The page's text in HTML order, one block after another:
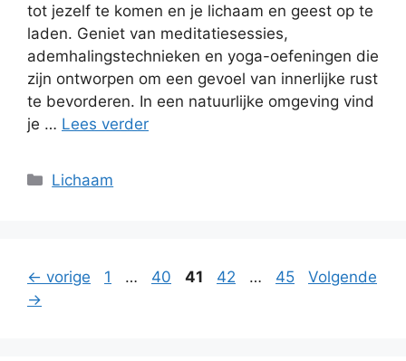
tot jezelf te komen en je lichaam en geest op te
laden. Geniet van meditatiesessies,
ademhalingstechnieken en yoga-oefeningen die
zijn ontworpen om een gevoel van innerlijke rust
te bevorderen. In een natuurlijke omgeving vind
je … Lees verder
Categorieën
Lichaam
← vorige Pagina
1 … Pagina
40 Pagina
41 Pagina
42 … Pagina
45
Volgende
→